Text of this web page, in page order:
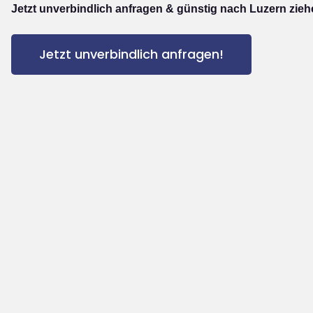
Jetzt unverbindlich anfragen & günstig nach Luzern
Jetzt unverbindlich anfragen!